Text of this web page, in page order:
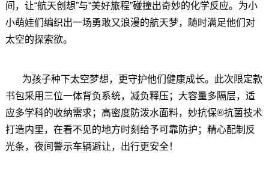
间，让“航天创想”与“美好旅程”碰撞出奇妙的化学反应。为小
小萌娃们编织出一场勇敢又浪漫的航天梦，随时满足他们对
太空的探索欲。
为孩子种下太空梦想，更守护他们健康成长。此次限定款
书包采用三位一体背负系统，减负释压；大容量多隔层，适
应多学科的收纳需求；高密度防泼水面料，妙抗保®抗菌技术
打造内里，在看不见的地方时刻给予可靠防护；精心配制反
光条，夜间警示车辆避让，出行更安全！